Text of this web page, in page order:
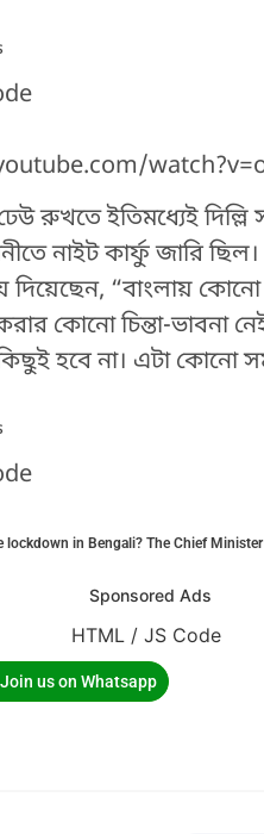
রুখতে ইতিমধ্যেই
নাইট কার্ফু জারি
দিয়েছেন, “বাংলায়
কোনো চিন্তা-ভাবনা
হবে না। এটা কোনো
lockdown in Bengali? The Chief
Sponsored Ads
HTML / JS Code
Join us on Whatsapp
/ JS Code